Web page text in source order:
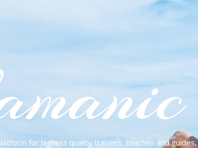
for highest quality trainers, coaches and